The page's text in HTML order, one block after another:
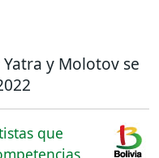
y Molotov se